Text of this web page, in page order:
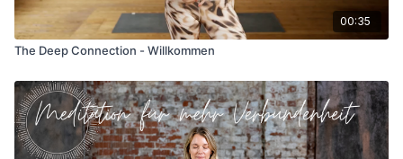
00:35
The Deep Connection - Willkommen